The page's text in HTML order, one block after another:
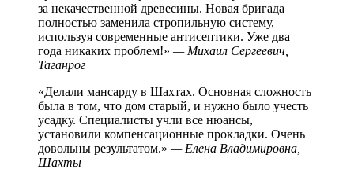
за некачественной древесины. Новая бригада
полностью заменила стропильную систему,
используя современные антисептики. Уже два
года никаких проблем!» — Михаил Сергеевич,
Таганрог
«Делали мансарду в Шахтах. Основная сложность
была в том, что дом старый, и нужно было учесть
усадку. Специалисты учли все нюансы,
установили компенсационные прокладки. Очень
довольны результатом.» — Елена Владимировна,
Шахты